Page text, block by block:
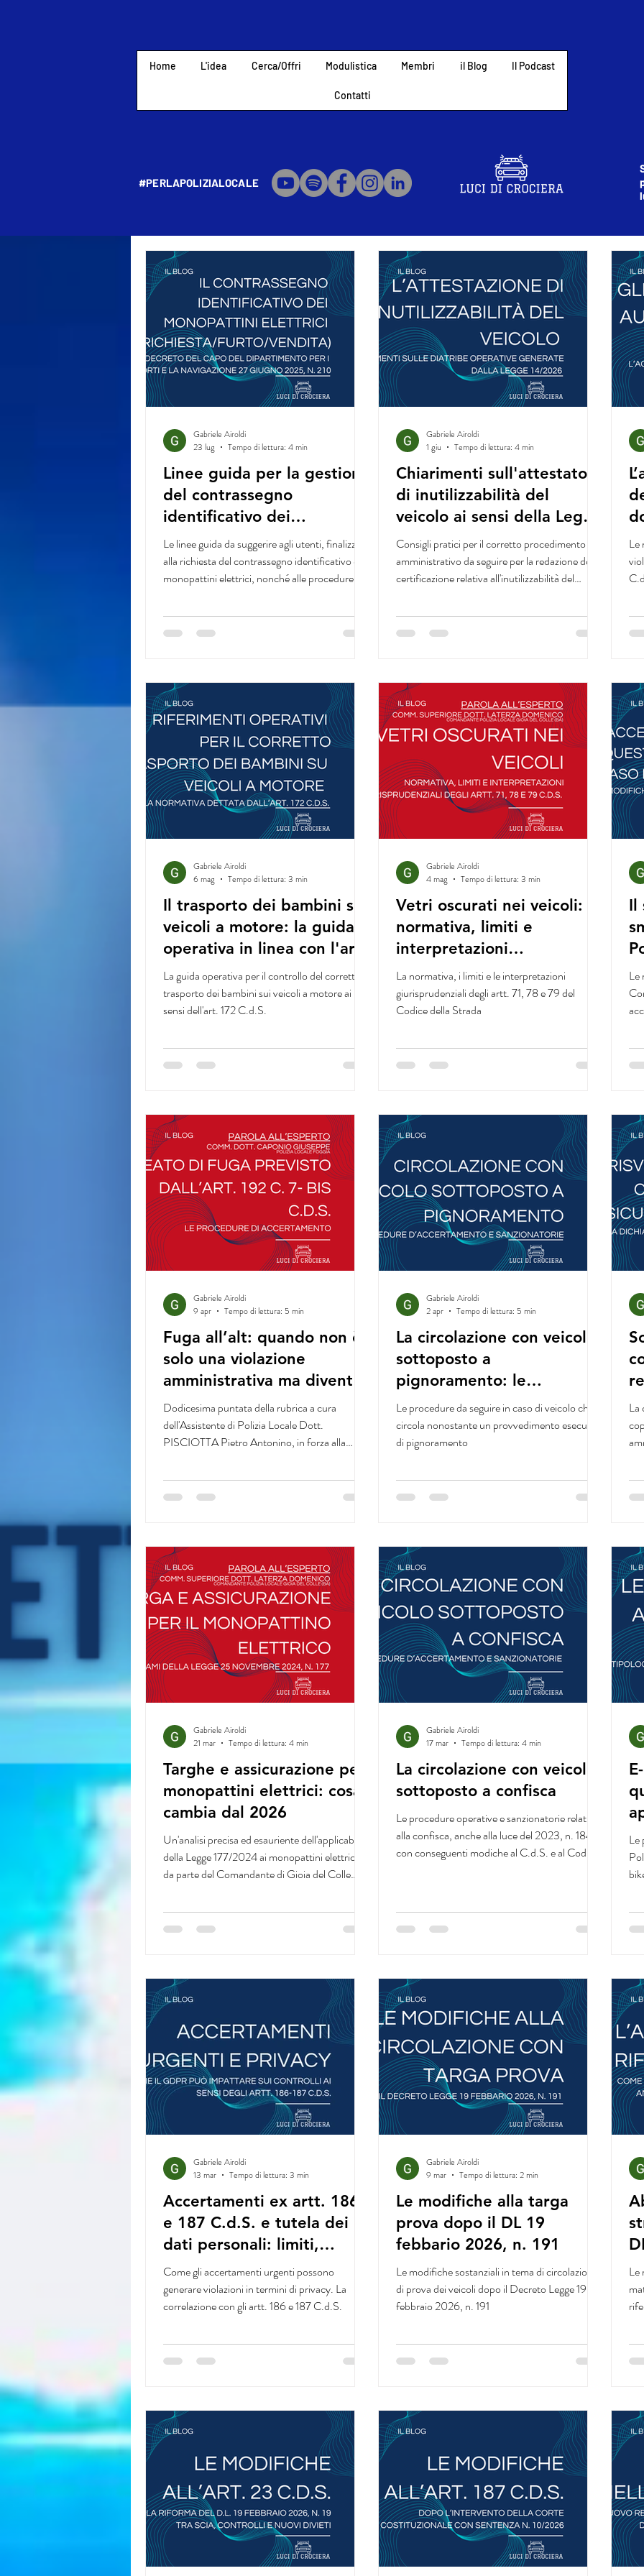
Home L'idea Cerca/Offri Modulistica Membri il Blog Il Podcast
Contatti
#PERLAPOLIZIALOCALE
Linee guida per la gestione
del contrassegno
identificativo dei
monopattini elettrici
(richiesta/furto/vendita)
Le linee guida da suggerire agli utenti, finalizzate
alla richiesta del contrassegno identificativo dei
monopattini elettrici, nonché alle procedure in
vendita del veicolo.
Gabriele Airoldi
23 lug
Tempo di lettura: 4 min
Chiarimenti sull'attestato
di inutilizzabilità del
veicolo ai sensi della Legge
26 gennaio 2026, n. 14
Consigli pratici per il corretto procedimento
amministrativo da seguire per la redazione della
certificazione relativa all'inutilizzabilità del
Gabriele Airoldi
1 giu
Tempo di lettura: 4 min
Le
Il trasporto dei bambini su
veicoli a motore: la guida
operativa in linea con l'art.
172 C.d.S.
La guida operativa per il controllo del corretto
trasporto dei bambini sui veicoli a motore ai
sensi dell'art. 172 C.d.S.
Gabriele Airoldi
6 mag
Tempo di lettura: 3 min
Vetri oscurati nei veicoli:
normativa, limiti e
interpretazioni
giurisprudenziali.
La normativa, i limiti e le interpretazioni
giurisprudenziali degli artt. 71, 78 e 79 del
Codice della Strada
Gabriele Airoldi
4 mag
Tempo di lettura: 3 min
Il
Le
Fuga all’alt: quando non è
solo una violazione
amministrativa ma diventa
reato
Dodicesima puntata della rubrica a cura
dell'Assistente di Polizia Locale Dott.
PISCIOTTA Pietro Antonino, in forza alla
Comm. Dott. Giuseppe CAPONIO, in forza
alla Polizia Locale di Foggia, per un
dell'art. 192 C.d.S. Comm. Giuseppe
CAPONIO "La circolare del Ministero
dell’Interno del 24 marzo 2026 ha chiarito il
significato della modifica
Gabriele Airoldi
9 apr
Tempo di lettura: 5 min
La circolazione con veicolo
sottoposto a
pignoramento: le
procedure di accertamento
Le procedure da seguire in caso di veicolo che
circola nonostante un provvedimento esecutivo
di pignoramento
Gabriele Airoldi
2 apr
Tempo di lettura: 5 min
La
Targhe e assicurazione per
monopattini elettrici: cosa
cambia dal 2026
Un'analisi precisa ed esauriente dell'applicabilità
della Legge 177/2024 ai monopattini elettrici,
da parte del Comandante di Gioia del Colle
Gabriele Airoldi
21 mar
Tempo di lettura: 4 min
La circolazione con veicolo
sottoposto a confisca
Le procedure operative e sanzionatorie relative
alla confisca, anche alla luce del 2023, n. 184
con conseguenti modiche al C.d.S. e al Codice
Gabriele Airoldi
17 mar
Tempo di lettura: 4 min
Le
Accertamenti ex artt. 186
e 187 C.d.S. e tutela dei
dati personali: limiti,
principi e responsabilità
nel trattamento dei dati
sanitari
Come gli accertamenti urgenti possono
generare violazioni in termini di privacy. La
correlazione con gli artt. 186 e 187 C.d.S.
Gabriele Airoldi
13 mar
Tempo di lettura: 3 min
Le modifiche alla targa
prova dopo il DL 19
febbario 2026, n. 191
Le modifiche sostanziali in tema di circolazione
di prova dei veicoli dopo il Decreto Legge 19
febbraio 2026, n. 191
Gabriele Airoldi
9 mar
Tempo di lettura: 2 min
Le